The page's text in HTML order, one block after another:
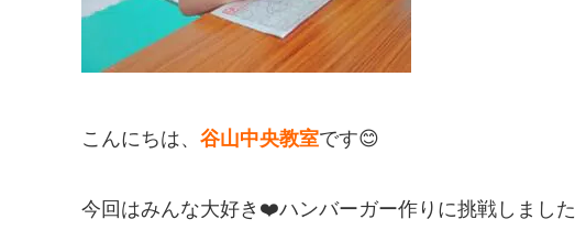
こんにちは、 谷山中央教室です😊
今回はみんな大好き ❤️ハンバーガー作りに挑戦しました